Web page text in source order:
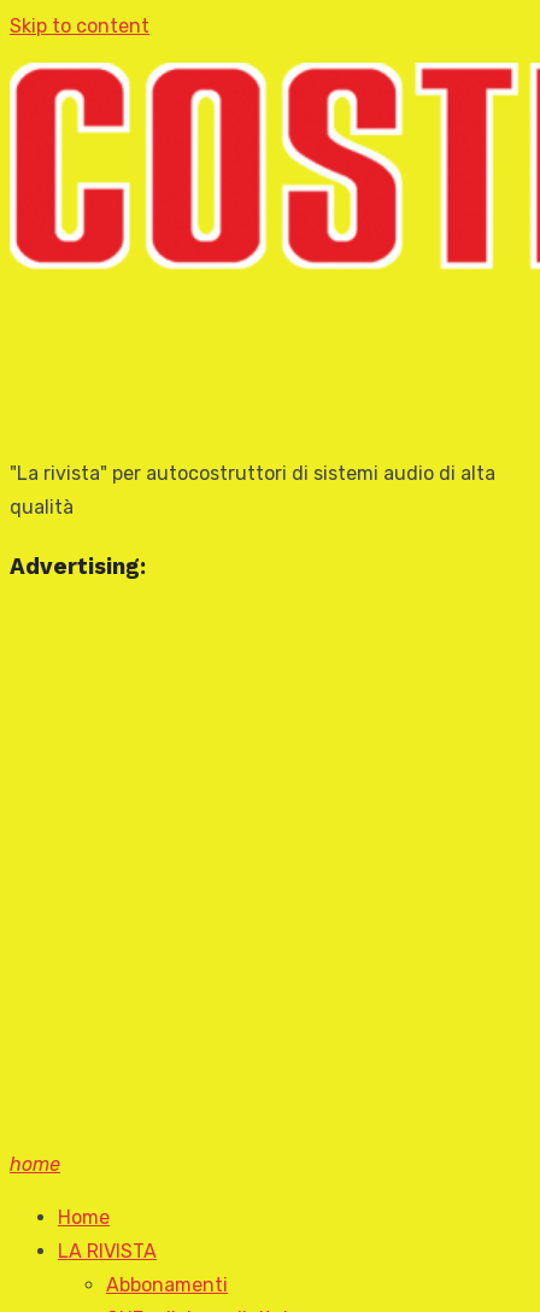
Skip to content
"La rivista" per autocostruttori di sistemi audio di alta
qualità
Advertising:
home
Home
LA RIVISTA
Abbonamenti